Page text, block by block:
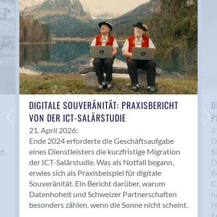
Anwil
Appenzell
Au SG
Baar
Baden
Balsthal
Balzers
Basel
Bassersdorf
Belp
Bendern
Benken (SG)
Bergdietikon
Berlin
Bern
Bern - Liebefeld
DIGITALE SOUVERÄNITÄT: PRAXISBERICHT
VON DER ICT-SALÄRSTUDIE
21. April 2026:
Ende 2024 erforderte die Geschäftsaufgabe
eines Dienstleisters die kurzfristige Migration
der ICT-Salärstudie. Was als Notfall begann,
erwies sich als Praxisbeispiel für digitale
Souveränität. Ein Bericht darüber, warum
Datenhoheit und Schweizer Partnerschaften
besonders zählen, wenn die Sonne nicht scheint.